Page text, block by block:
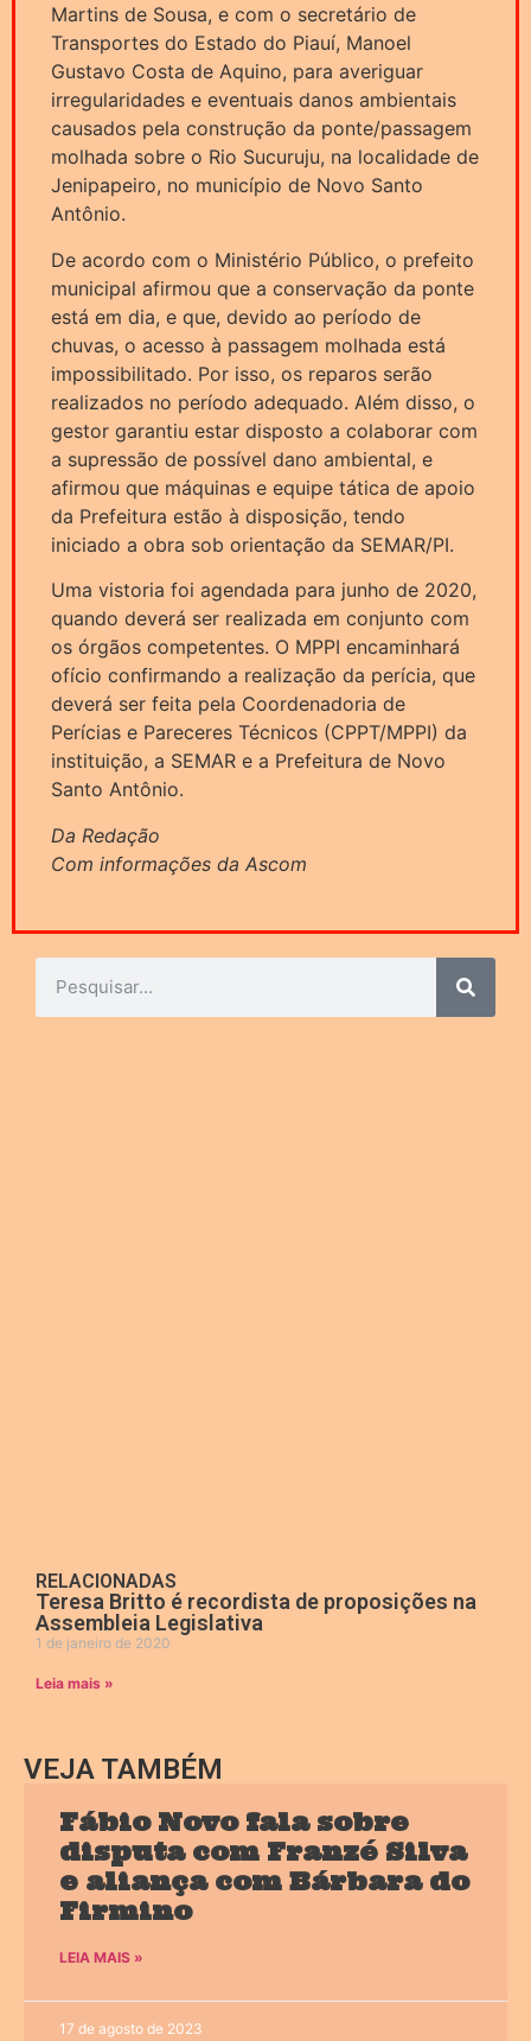
Martins de Sousa, e com o secretário de
Transportes do Estado do Piauí, Manoel
Gustavo Costa de Aquino, para averiguar
irregularidades e eventuais danos ambientais
causados pela construção da ponte/passagem
molhada sobre o Rio Sucuruju, na localidade de
Jenipapeiro, no município de Novo Santo
Antônio.
De acordo com o Ministério Público, o prefeito
municipal afirmou que a conservação da ponte
está em dia, e que, devido ao período de
chuvas, o acesso à passagem molhada está
impossibilitado. Por isso, os reparos serão
realizados no período adequado. Além disso, o
gestor garantiu estar disposto a colaborar com
a supressão de possível dano ambiental, e
afirmou que máquinas e equipe tática de apoio
da Prefeitura estão à disposição, tendo
iniciado a obra sob orientação da SEMAR/PI.
Uma vistoria foi agendada para junho de 2020,
quando deverá ser realizada em conjunto com
os órgãos competentes. O MPPI encaminhará
ofício confirmando a realização da perícia, que
deverá ser feita pela Coordenadoria de
Perícias e Pareceres Técnicos (CPPT/MPPI) da
instituição, a SEMAR e a Prefeitura de Novo
Santo Antônio.
Da Redação
Com informações da Ascom
RELACIONADAS
Teresa Britto é recordista de proposições na
Assembleia Legislativa
1 de janeiro de 2020
Leia mais »
VEJA TAMBÉM
Fábio Novo fala sobre
disputa com Franzé Silva
e aliança com Bárbara do
Firmino
LEIA MAIS »
17 de agosto de 2023